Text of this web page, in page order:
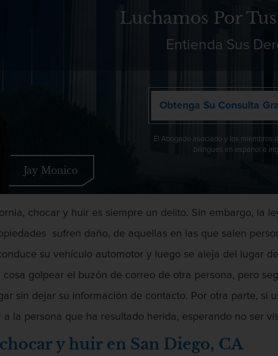
Luchamos Por
Entienda Sus
Obtenga Su Consulta
El Abogado asociado y los miembros
bilingues en espanol e
Jay Monico
chocar y huir es siempre un delito. Sin embargo, la
sufren daño, de aquellas en las que salen
su vehículo automotor y luego se aleja del lugar
golpear el buzón de correo de otra persona, pero
sin dejar su información de contacto. Por otra parte,
a la persona que ha resultado herida, esperando no ser
y huir en San Diego, CA